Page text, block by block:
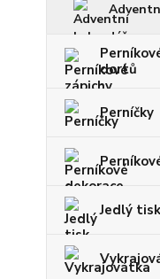
dortů
Perníčky
Jedlý